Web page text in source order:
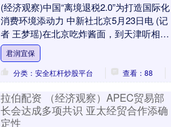
(经济观察)中国“离境退税2.0”为打造国际化
消费环境添动力 中新社北京5月23日电 (记
者 王梦瑶)在北京吃炸酱面，到天津听相
声，在重庆体验魔幻立体城市……来....
君润宜保
分类：安全杠杆炒股平台
查看：88
拉伯配资 （经济观察）APEC贸易部
长会达成多项共识 亚太经贸合作添确
定性